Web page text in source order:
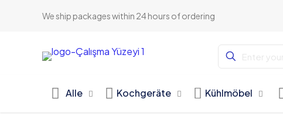
We ship packages within 24 hours of ordering
Alle Kochgeräte Kühlmöbel